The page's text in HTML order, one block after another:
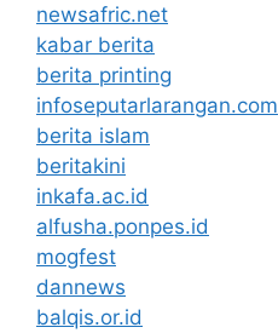
newsafric.net
kabar berita
berita printing
infoseputarlarangan.com
berita islam
beritakini
inkafa.ac.id
alfusha.ponpes.id
mogfest
dannews
balqis.or.id